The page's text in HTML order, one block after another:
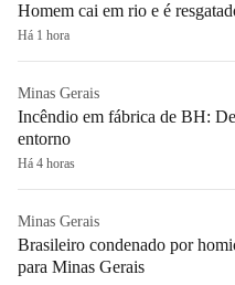
Homem cai em rio e é
Há 1 hora
Minas Gerais
Incêndio em fábrica de BH:
entorno
Há 4 horas
Minas Gerais
Brasileiro condenado por
para Minas Gerais